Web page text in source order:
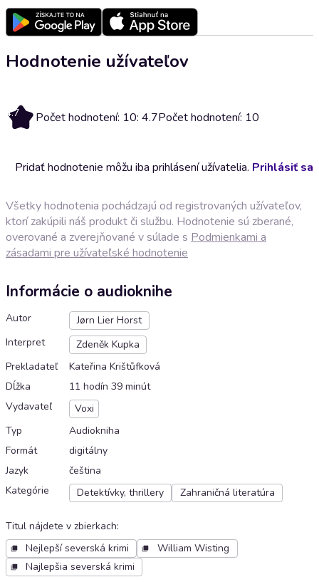
Hodnotenie užívateľov
4.7 Počet hodnotení: 10: 4.7Počet hodnotení: 10
Pridať hodnotenie môžu iba prihlásení užívatelia. Prihlásiť sa
Všetky hodnotenia pochádzajú od registrovaných užívateľov,
ktorí zakúpili náš produkt či službu. Hodnotenie sú zberané,
overované a zverejňované v súlade s Podmienkami a
zásadami pre užívateľské hodnotenie
Informácie o audioknihe
Autor
Jørn Lier Horst
Interpret
Zdeněk Kupka
Prekladateľ
Kateřina Krištůfková
Dĺžka
11 hodín 39 minút
Vydavateľ
Voxi
Typ
Audiokniha
Formát
digitálny
Jazyk
čeština
Kategórie
Detektívky, thrillery Zahraničná literatúra
Titul nájdete v zbierkach:
Nejlepší severská krimi
William Wisting
Najlepšia severská krimi